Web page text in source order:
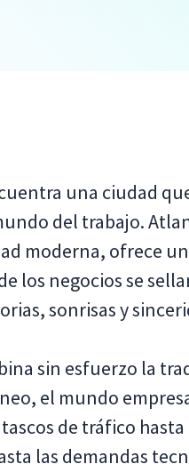
una ciudad
del trabajo.
moderna, ofrece un
los negocios se
sonrisas y
sin esfuerzo la
el mundo
de tráfico hasta
las demandas